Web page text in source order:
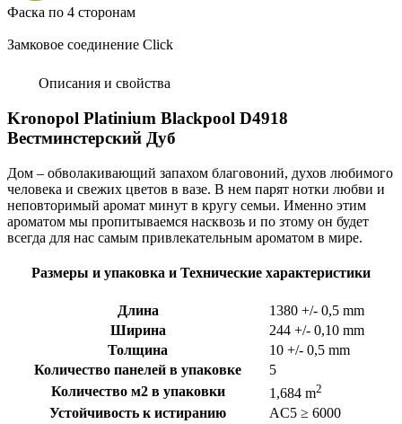
Фаска по 4 сторонам
Замковое соединение Click
Описания и свойства
Kronopol Platinium Blackpool D4918
Вестминстерский Дуб
Дом – обволакивающий запахом благовоний, духов любимого
человека и свежих цветов в вазе. В нем парят нотки любви и
неповторимый аромат минут в кругу семьи. Именно этим
ароматом мы пропитываемся насквозь и по зтому он будет
всегда для нас самым привлекательным ароматом в мире.
Размеры и упаковка и Технические характеристики
Длина 1380 +/- 0,5 mm
Ширина
244 +/- 0,10 mm
Толщина
10 +/- 0,5 mm
Количество панелей в упаковке
5
Количество м2 в упаковки
1,684 m2
Устойчивость к истиранию
AC5 ≥ 6000